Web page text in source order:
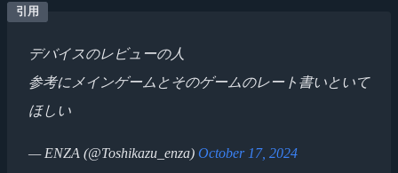
デバイスのレビューの人
参考にメインゲームとそのゲームのレート書いといて
ほしい
— ENZA (@Toshikazu_enza) October 17, 2024